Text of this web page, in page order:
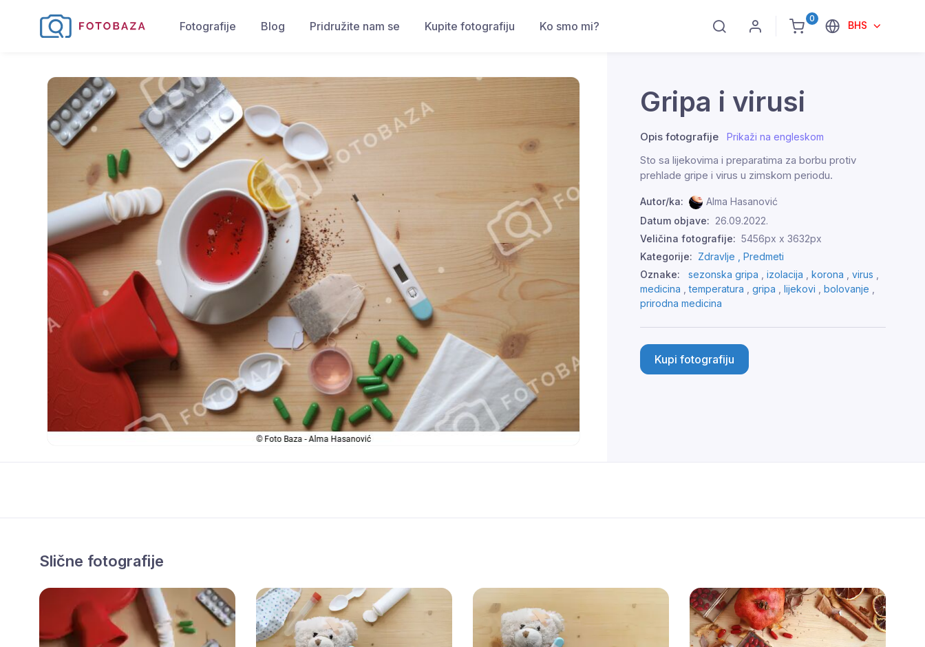
0
BHS
Fotografije Blog Pridružite nam se Kupite fotografiju Ko smo mi?
Gripa i virusi
Opis fotografije Prikaži na engleskom
Sto sa lijekovima i preparatima za borbu protiv
prehlade gripe i virus u zimskom periodu.
Autor/ka:
Alma Hasanović
Datum objave: 26.09.2022.
Veličina fotografije: 5456px x 3632px
Kategorije: Zdravlje , Predmeti
Oznake:
sezonska gripa , izolacija , korona , virus ,
medicina ,temperatura , gripa , lijekovi , bolovanje ,
prirodna medicina
Kupi fotografiju
Slične fotografije